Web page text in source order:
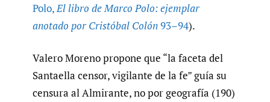
Polo,El libro de Marco Polo: ejemplar
anotado por Cristóbal Colón93–94).
Valero Moreno propone que “la faceta del
Santaella censor, vigilante de la fe” guía su
censura al Almirante, no por geografía (190)